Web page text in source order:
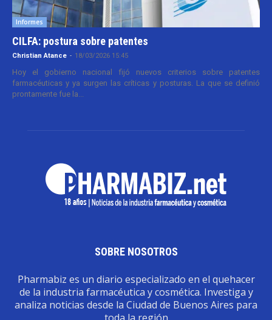
Informes
CILFA: postura sobre patentes
Christian Atance - 18/03/2026 15:45
Hoy el gobierno nacional fijó nuevos criterios sobre patentes
farmacéuticas y ya surgen las críticas y posturas. La que se definió
prontamente fue la...
SOBRE NOSOTROS
Pharmabiz es un diario especializado en el quehacer
de la industria farmacéutica y cosmética. Investiga y
analiza noticias desde la Ciudad de Buenos Aires para